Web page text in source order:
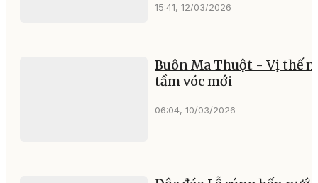
15:41, 12/03/2026
Buôn Ma Thuột - Vị thế
tầm vóc mới
06:04, 10/03/2026